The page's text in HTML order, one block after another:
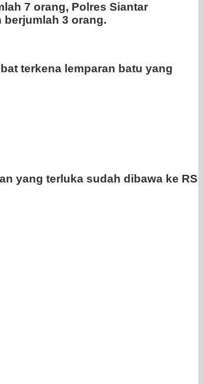
7 orang, Polres Siantar
3 orang.
terkena lemparan batu yang
yang terluka sudah dibawa ke RS